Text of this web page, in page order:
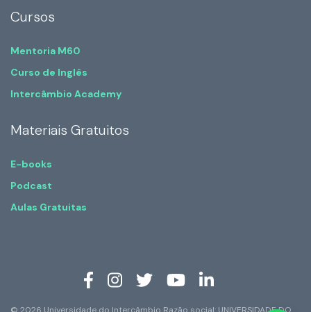
Cursos
Mentoria M60
Curso de Inglês
Intercâmbio Academy
Materiais Gratuitos
E-books
Podcast
Aulas Gratuitas